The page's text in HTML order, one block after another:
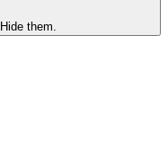
Hide them.